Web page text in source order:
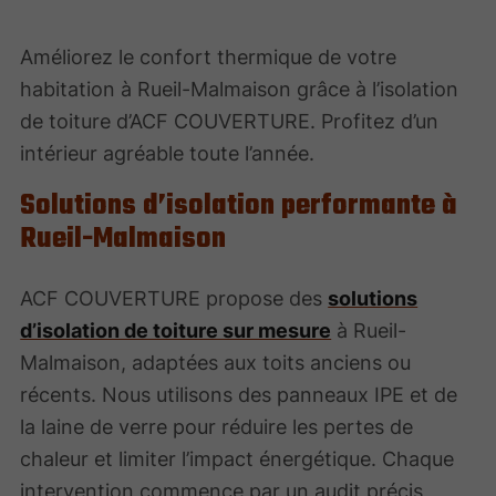
Améliorez le confort thermique de votre
habitation à Rueil-Malmaison grâce à l’isolation
de toiture d’ACF COUVERTURE. Profitez d’un
intérieur agréable toute l’année.
Solutions d’isolation performante à
Rueil-Malmaison
ACF COUVERTURE propose des solutions
d’isolation de toiture sur mesure à Rueil-
Malmaison, adaptées aux toits anciens ou
récents. Nous utilisons des panneaux IPE et de
la laine de verre pour réduire les pertes de
chaleur et limiter l’impact énergétique. Chaque
intervention commence par un audit précis,